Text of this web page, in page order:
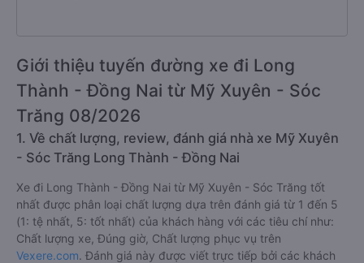
Giới thiệu tuyến đường xe đi Long
Thành - Đồng Nai từ Mỹ Xuyên - Sóc
Trăng 08/2026
1. Về chất lượng, review, đánh giá nhà xe Mỹ Xuyên
- Sóc Trăng Long Thành - Đồng Nai
Xe đi Long Thành - Đồng Nai từ Mỹ Xuyên - Sóc Trăng tốt
nhất được phân loại chất lượng dựa trên đánh giá từ 1 đến 5
(1: tệ nhất, 5: tốt nhất) của khách hàng với các tiêu chí như:
Chất lượng xe, Đúng giờ, Chất lượng phục vụ trên
Vexere.com. Đánh giá này được viết trực tiếp bởi các khách